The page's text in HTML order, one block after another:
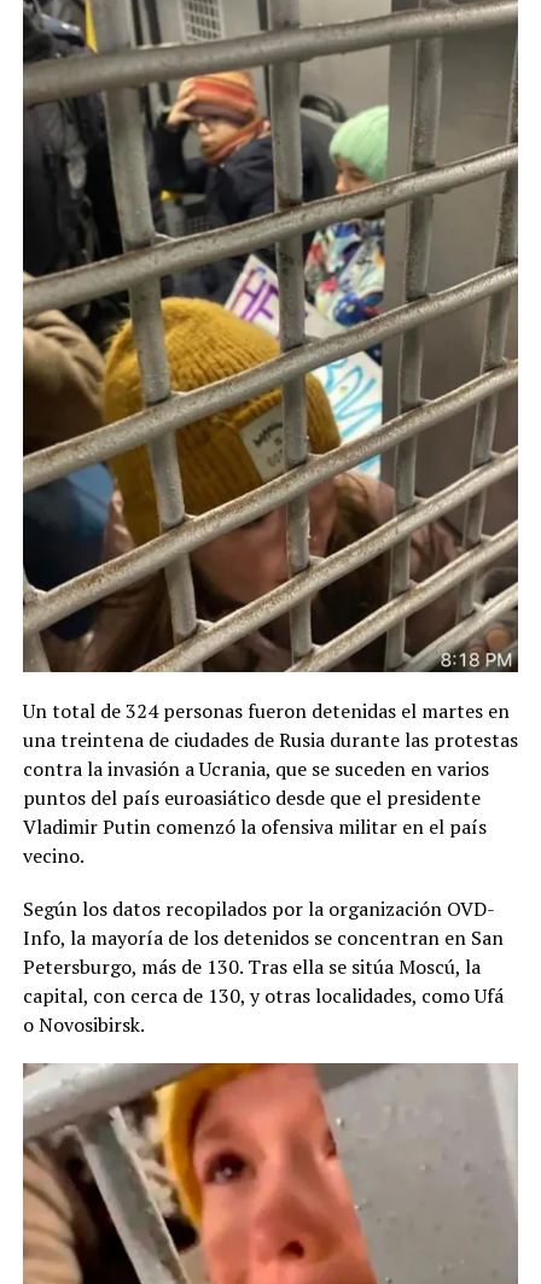
Un total de 324 personas fueron detenidas el martes en
una treintena de ciudades de Rusia durante las protestas
contra la invasión a Ucrania, que se suceden en varios
puntos del país euroasiático desde que el presidente
Vladimir Putin comenzó la ofensiva militar en el país
vecino.
Según los datos recopilados por la organización OVD-
Info, la mayoría de los detenidos se concentran en San
Petersburgo, más de 130. Tras ella se sitúa Moscú, la
capital, con cerca de 130, y otras localidades, como Ufá
o Novosibirsk.